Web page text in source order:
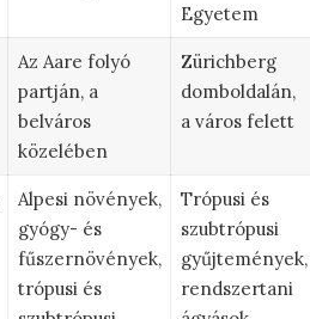
Egyetem
Az Aare folyó
partján, a
belváros
közelében
Zürichberg
domboldalán,
a város felett
Alpesi növények,
gyógy- és
fűszernövények,
trópusi és
Trópusi és
szubtrópusi
gyűjtemények,
rendszertani